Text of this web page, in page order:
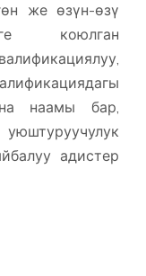
же өзүн-өзү
коюлган
наамы бар,
адистер